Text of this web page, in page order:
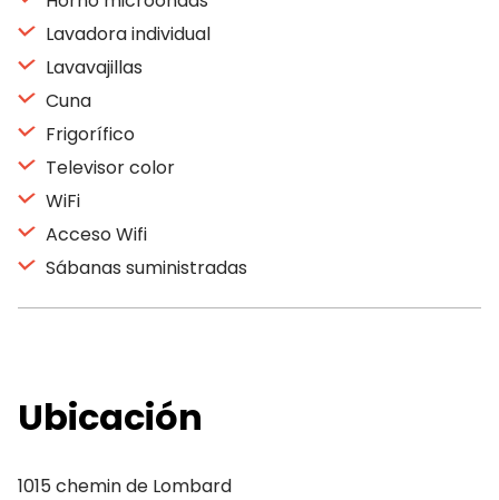
Lavadora individual
Lavavajillas
Cuna
Frigorífico
Televisor color
WiFi
Acceso Wifi
Sábanas suministradas
Ubicación
1015 chemin de Lombard